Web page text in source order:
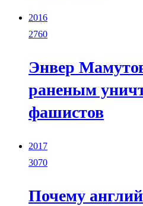
2016
2760
Энвер
раненым
фашистов
2017
3070
Почему